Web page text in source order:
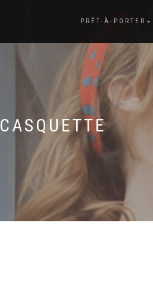
PRÊT-À-PORTER
CASQUETTE